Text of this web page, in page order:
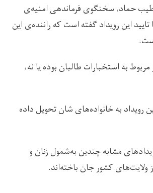
حماد، سخنگوی فرماندهی امنیه‌ی
تایید این رویداد گفته است که راننده‌ی این
مربوط به استخبارات طالبان بوده یا نه،
رویداد به خانواده‌های شان تحویل داده
مشابه چندین به‌شمول زنان و
کشور جان باخته‌اند.